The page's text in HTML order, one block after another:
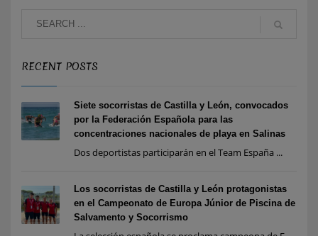
RECENT POSTS
Siete socorristas de Castilla y León, convocados
por la Federación Española para las
concentraciones nacionales de playa en Salinas
Dos deportistas participarán en el Team España ...
Los socorristas de Castilla y León protagonistas
en el Campeonato de Europa Júnior de Piscina de
Salvamento y Socorrismo